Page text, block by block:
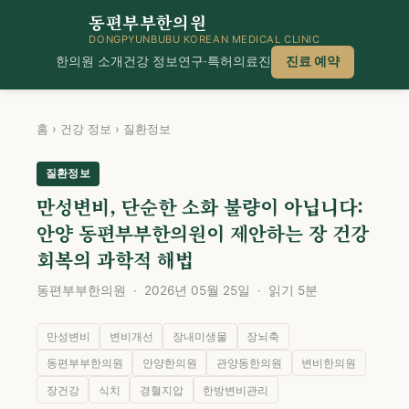
동편부부한의원
DONGPYUNBUBU KOREAN MEDICAL CLINIC
한의원 소개건강 정보연구·특허의료진 진료 예약
홈 › 건강 정보 › 질환정보
질환정보
만성변비, 단순한 소화 불량이 아닙니다:
안양 동편부부한의원이 제안하는 장 건강
회복의 과학적 해법
동편부부한의원 · 2026년 05월 25일 · 읽기 5분
만성변비 변비개선 장내미생물
장뇌축
동편부부한의원
안양한의원 관양동한의원
변비한의원
장건강
식치 경혈지압 한방변비관리